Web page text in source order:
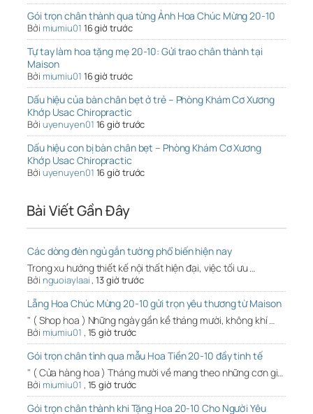
Gói trọn chân thành qua từng Ảnh Hoa Chúc Mừng 20-10
Bởi miumiu01 16 giờ trước
Tự tay làm hoa tặng mẹ 20-10: Gửi trao chân thành tại
Maison
Bởi miumiu01 16 giờ trước
Dấu hiệu của bàn chân bẹt ở trẻ – Phòng Khám Cơ Xương
Khớp Usac Chiropractic
Bởi uyenuyen01 16 giờ trước
Dấu hiệu con bị bàn chân bẹt – Phòng Khám Cơ Xương
Khớp Usac Chiropractic
Bởi uyenuyen01 16 giờ trước
Bài Viết Gần Đây
Các dòng đèn ngủ gắn tường phổ biến hiện nay
Trong xu hướng thiết kế nội thất hiện đại, việc tối ưu …
Bởi nguoiaylaai,13 giờ trước
Lẵng Hoa Chúc Mừng 20-10 gửi trọn yêu thương từ Maison
" ( Shop hoa ) Những ngày gần kề tháng mười, không khí …
Bởi miumiu01 , 15 giờ trước
Gói trọn chân tình qua mẫu Hoa Tiền 20-10 đầy tinh tế
" ( Cửa hàng hoa ) Tháng mười về mang theo những cơn gi…
Bởi miumiu01 , 15 giờ trước
Gói trọn chân thành khi Tặng Hoa 20-10 Cho Người Yêu